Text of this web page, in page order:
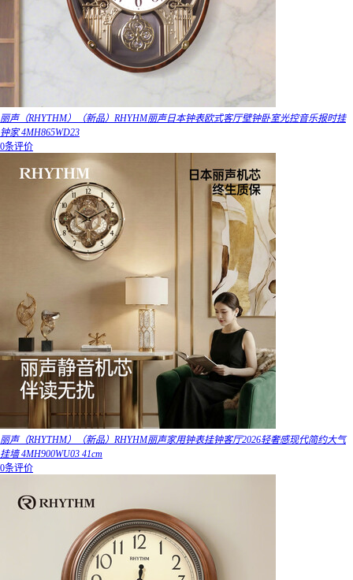
丽声（RHYTHM）（新品）RHYHM丽声日本钟表欧式客厅壁钟卧室光控音乐报时挂
钟家 4MH865WD23
0条评价
丽声（RHYTHM）（新品）RHYHM丽声家用钟表挂钟客厅2026轻奢感现代简约大气
挂墙 4MH900WU03 41cm
0条评价